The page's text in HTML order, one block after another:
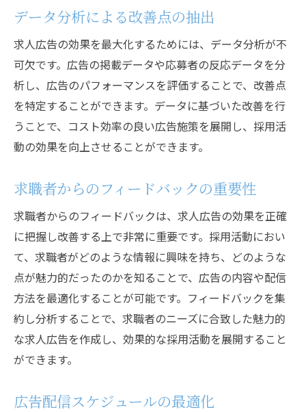
データ分析による改善点の抽出
求人広告の効果を最大化するためには、データ分析が不
可欠です。広告の掲載データや応募者の反応データを分
析し、広告のパフォーマンスを評価することで、改善点
を特定することができます。データに基づいた改善を行
うことで、コスト効率の良い広告施策を展開し、採用活
動の効果を向上させることができます。
求職者からのフィードバックの重要性
求職者からのフィードバックは、求人広告の効果を正確
に把握し改善する上で非常に重要です。採用活動におい
て、求職者がどのような情報に興味を持ち、どのような
点が魅力的だったのかを知ることで、広告の内容や配信
方法を最適化することが可能です。フィードバックを集
約し分析することで、求職者のニーズに合致した魅力的
な求人広告を作成し、効果的な採用活動を展開すること
ができます。
広告配信スケジュールの最適化